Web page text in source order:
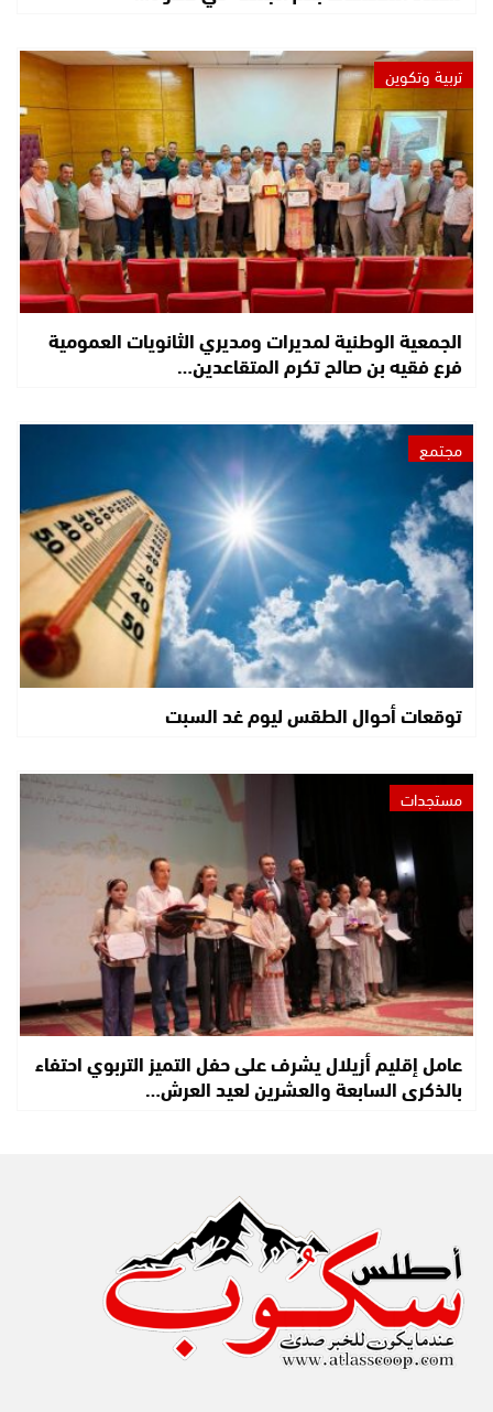
تربية وتكوين
الجمعية الوطنية لمديرات ومديري الثانويات العمومية
فرع فقيه بن صالح تكرم المتقاعدين…
مجتمع
توقعات أحوال الطقس ليوم غد السبت
مستجدات
عامل إقليم أزيلال يشرف على حفل التميز التربوي احتفاء
بالذكرى السابعة والعشرين لعيد العرش…